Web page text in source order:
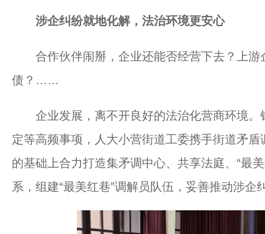
涉企纠纷就地化解，法治环境更安心
合作伙伴闹掰，企业还能否经营下去？上游
债？……
企业发展，离不开良好的法治化营商环境。
定等高频事项，人大小营街道工委携手街道矛
的基础上合力打造集矛调中心、共享法庭、“最
系，组建“最美红巷”调解员队伍，妥善推动涉企